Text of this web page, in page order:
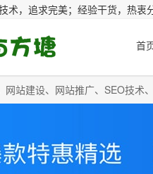
术，追求完美；经验干货，热衷
首
网站建设、网站推广、SEO技术